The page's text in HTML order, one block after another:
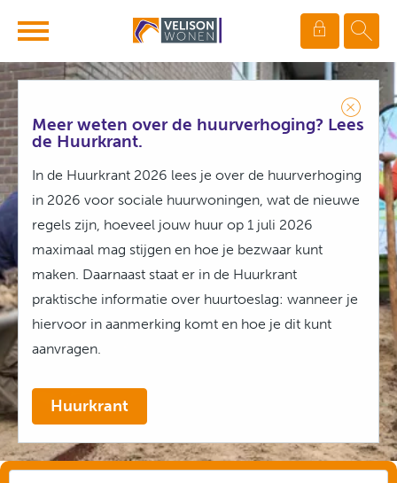
Naar hoofdinhoud
Naar hoofdnavigatiemenu
Naar zoeken
Naar de homepage
Ga naar Hoofd
Meer weten over de huurverhoging? Lees
de Huurkrant.
In de Huurkrant 2026 lees je over de huurverhoging
in 2026 voor sociale huurwoningen, wat de nieuwe
regels zijn, hoeveel jouw huur op 1 juli 2026
maximaal mag stijgen en hoe je bezwaar kunt
maken. Daarnaast staat er in de Huurkrant
praktische informatie over huurtoeslag: wanneer je
hiervoor in aanmerking komt en hoe je dit kunt
aanvragen.
Huurkrant